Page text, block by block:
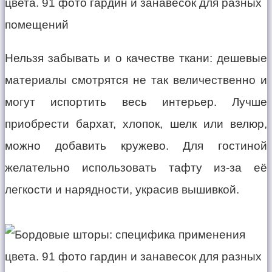
Нельзя забывать и о качестве ткани: дешевые
материалы смотрятся не так величественно и
могут испортить весь интерьер. Лучше
приобрести бархат, хлопок, шелк или велюр,
можно добавить кружево. Для гостиной
желательно использовать тафту из-за её
легкости и нарядности, украсив вышивкой.